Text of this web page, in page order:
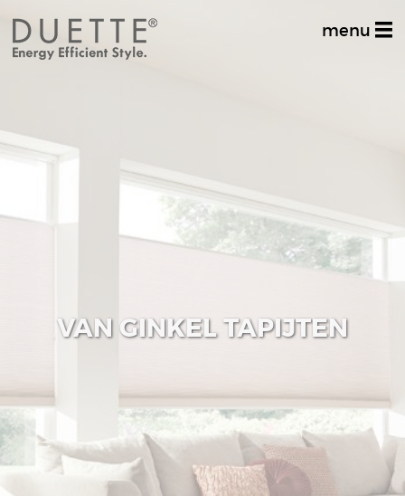
menu
VAN GINKEL TAPIJTEN
Stel uw vraag
Inspiratiealbum
Multifunctioneel
Veiligheid
Contact